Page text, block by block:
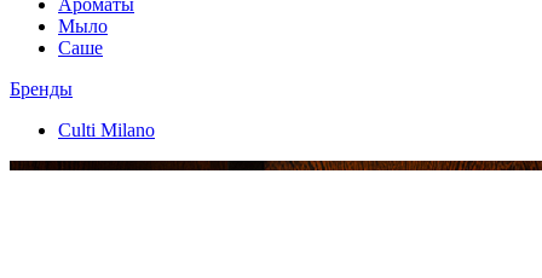
Ароматы
Мыло
Саше
Бренды
Culti Milano